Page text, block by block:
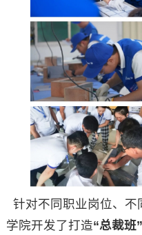
针对不同职业岗位、
学院开发了打造“总裁班